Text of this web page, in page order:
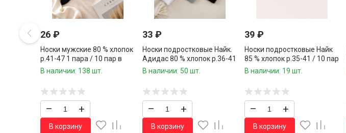
26 ₽
Носки мужские 80 % хлопок
р.41-47 1 пара / 10 пар в
упаковке/
В наличии: 138 шт.
– +
В корзину
33 ₽
Носки подростковые Найк.
Адидас 80 % хлопок р.36-41
1 пара / 10 пар в упаковке/
В наличии: 50 шт.
– +
В корзину
39 ₽
Носки подростковые Найк
85 % хлопок р.35-41 / 10 пар
в упаковке/ 1 пара
В наличии: 19 шт.
– +
В корзину